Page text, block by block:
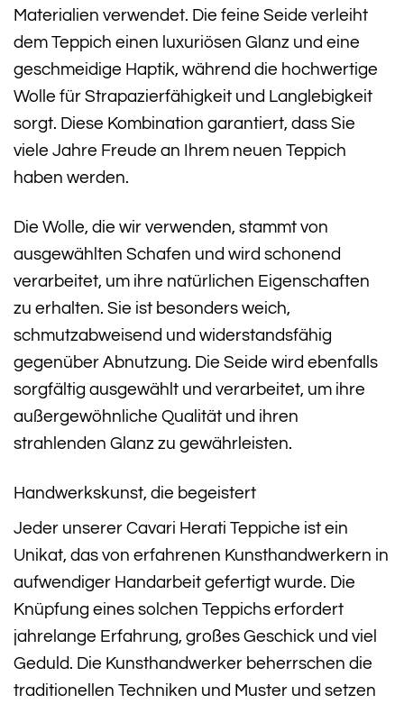
Materialien verwendet. Die feine Seide verleiht
dem Teppich einen luxuriösen Glanz und eine
geschmeidige Haptik, während die hochwertige
Wolle für Strapazierfähigkeit und Langlebigkeit
sorgt. Diese Kombination garantiert, dass Sie
viele Jahre Freude an Ihrem neuen Teppich
haben werden.
Die Wolle, die wir verwenden, stammt von
ausgewählten Schafen und wird schonend
verarbeitet, um ihre natürlichen Eigenschaften
zu erhalten. Sie ist besonders weich,
schmutzabweisend und widerstandsfähig
gegenüber Abnutzung. Die Seide wird ebenfalls
sorgfältig ausgewählt und verarbeitet, um ihre
außergewöhnliche Qualität und ihren
strahlenden Glanz zu gewährleisten.
Handwerkskunst, die begeistert
Jeder unserer Cavari Herati Teppiche ist ein
Unikat, das von erfahrenen Kunsthandwerkern in
aufwendiger Handarbeit gefertigt wurde. Die
Knüpfung eines solchen Teppichs erfordert
jahrelange Erfahrung, großes Geschick und viel
Geduld. Die Kunsthandwerker beherrschen die
traditionellen Techniken und Muster und setzen